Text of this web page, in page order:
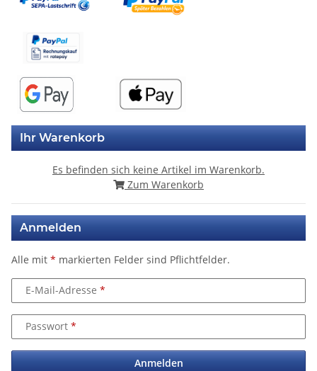
Ihr Warenkorb
Es befinden sich keine Artikel im Warenkorb.
Zum Warenkorb
Anmelden
Alle mit * markierten Felder sind Pflichtfelder.
E-Mail-Adresse
Passwort
Anmelden